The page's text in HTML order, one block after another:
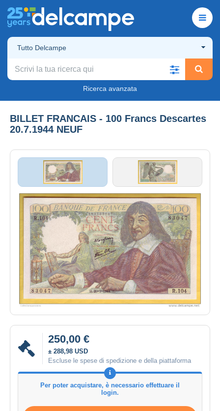
Tutto Delcampe
Ricerca avanzata
BILLET FRANCAIS - 100 Francs Descartes
20.7.1944 NEUF
250,00 €
± 288,98 USD
Escluse le spese di spedizione e della piattaforma
Per poter acquistare, è necessario effettuare il
login.